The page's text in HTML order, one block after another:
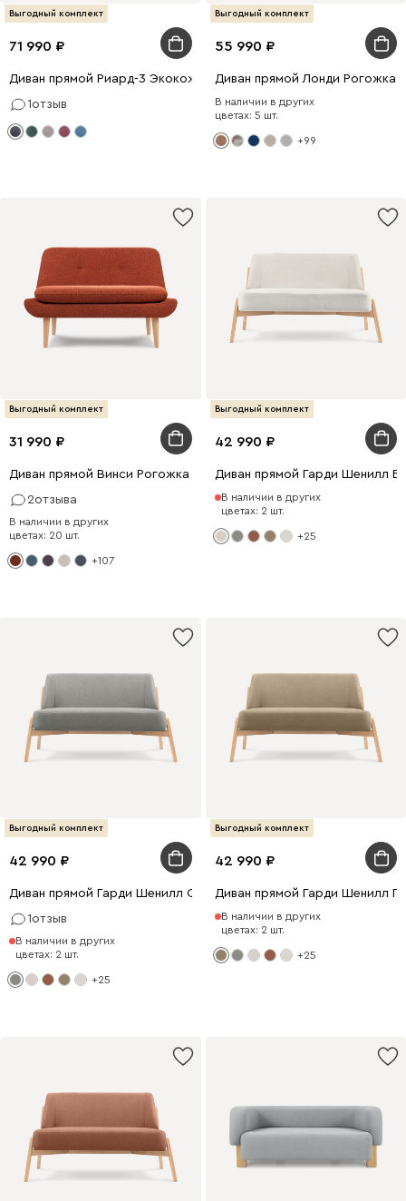
Выгодный комплект
71 990
Диван прямой Риард-3 Экокожа Черный
1отзыв
Выгодный комплект
55 990
Диван прямой Лонди Рогожка
В наличии в других
цветах: 5 шт.
+99
Выгодный комплект
31 990
Диван прямой Винси Рогожка Терракотовый
2отзыва
В наличии в других
цветах: 20 шт.
+107
Выгодный комплект
42 990
Диван прямой Гарди Шенилл
В наличии в других
цветах: 2 шт.
+25
Выгодный комплект
42 990
Диван прямой Гарди Шенилл Серый
1отзыв
В наличии в других
цветах: 2 шт.
+25
Выгодный комплект
42 990
Диван прямой Гарди Шенилл
В наличии в других
цветах: 2 шт.
+25